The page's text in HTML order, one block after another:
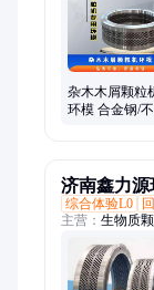
造粒机、环模
生物质燃烧机
颗粒制棒一体机
杂木木屑颗粒
环模 合金钢/不
济南鑫力源
综合体验L0
主营： 生物质
生产线、章丘
颗粒机、燃料
机、木材破碎